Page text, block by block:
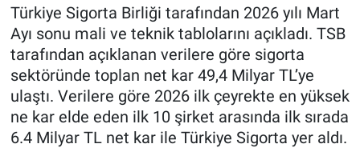
Türkiye Sigorta Birliği tarafından 2026 yılı Mart
Ayı sonu mali ve teknik tablolarını açıkladı. TSB
tarafından açıklanan verilere göre sigorta
sektöründe toplan net kar 49,4 Milyar TL’ye
ulaştı. Verilere göre 2026 ilk çeyrekte en yüksek
ne kar elde eden ilk 10 şirket arasında ilk sırada
6.4 Milyar TL net kar ile Türkiye Sigorta yer aldı.
Tüm Manşetler
Son Dakika Haberleri
Haber Arşivi